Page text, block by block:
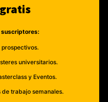
suscriptores:
prospectivos.
universitarios.
y Eventos.
trabajo semanales.